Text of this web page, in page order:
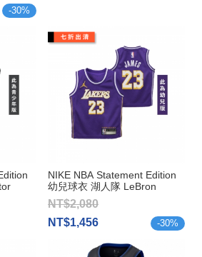
-30%
NIKE NBA Statement Edition
幼兒球衣 湖人隊 LeBron
James
NT$2,080
NT$1,456
-30%